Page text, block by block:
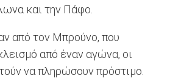
και την Πάφο.
από τον Μπρούνο, που
από έναν αγώνα, οι
να πληρώσουν πρόστιμο.